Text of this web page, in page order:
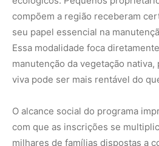
reinvestam em suas
fontes de renda. Essa
dicotomia entre produzir e
ambos os objetivos podem
devido incentivo financeiro.